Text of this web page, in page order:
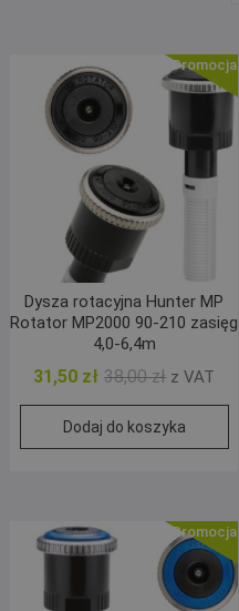
Promocja!
Dysza rotacyjna Hunter MP
Rotator MP2000 90-210 zasięg
4,0-6,4m
38,00zł Pierwotna
cena
wynosiła:
38,00 zł.
31,50 zł
Aktualna
cena
wynosi:
31,50 zł.
z VAT
Dodaj do koszyka
Promocja!